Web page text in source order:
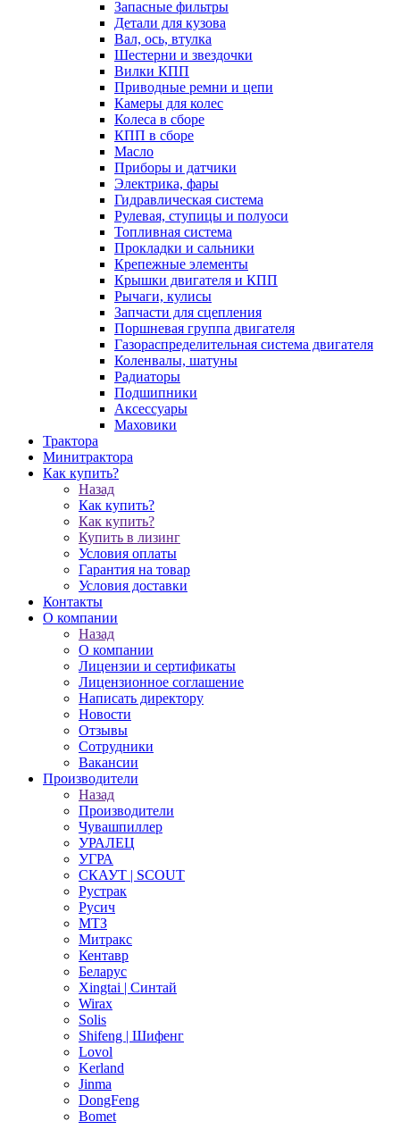
Запасные фильтры
Детали для кузова
Вал, ось, втулка
Шестерни и звездочки
Вилки КПП
Приводные ремни и цепи
Камеры для колес
Колеса в сборе
КПП в сборе
Масло
Приборы и датчики
Электрика, фары
Гидравлическая система
Рулевая, ступицы и полуоси
Топливная система
Прокладки и сальники
Крепежные элементы
Крышки двигателя и КПП
Рычаги, кулисы
Запчасти для сцепления
Поршневая группа двигателя
Газораспределительная система двигателя
Коленвалы, шатуны
Радиаторы
Подшипники
Аксессуары
Маховики
Трактора
Минитрактора
Как купить?
Назад
Как купить?
Как купить?
Купить в лизинг
Условия оплаты
Гарантия на товар
Условия доставки
Контакты
О компании
Назад
О компании
Лицензии и сертификаты
Лицензионное соглашение
Написать директору
Новости
Отзывы
Сотрудники
Вакансии
Производители
Назад
Производители
Чувашпиллер
УРАЛЕЦ
УГРА
СКАУТ | SCOUT
Рустрак
Русич
МТЗ
Митракс
Кентавр
Беларус
Xingtai | Синтай
Wirax
Solis
Shifeng | Шифенг
Lovol
Kerland
Jinma
DongFeng
Bomet